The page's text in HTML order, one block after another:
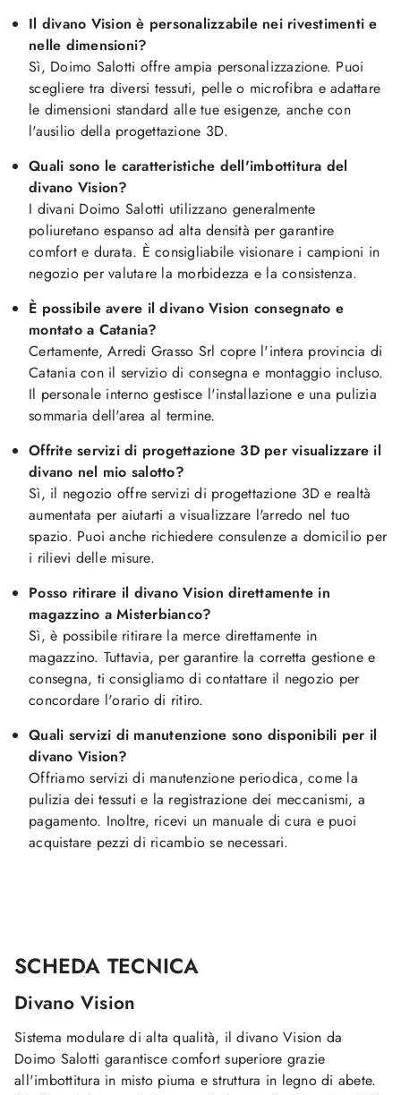
Il divano Vision è personalizzabile nei rivestimenti e
nelle dimensioni?
Sì, Doimo Salotti offre ampia personalizzazione. Puoi
scegliere tra diversi tessuti, pelle o microfibra e adattare
le dimensioni standard alle tue esigenze, anche con
l'ausilio della progettazione 3D.
Quali sono le caratteristiche dell'imbottitura del
divano Vision?
I divani Doimo Salotti utilizzano generalmente
poliuretano espanso ad alta densità per garantire
comfort e durata. È consigliabile visionare i campioni in
negozio per valutare la morbidezza e la consistenza.
È possibile avere il divano Vision consegnato e
montato a Catania?
Certamente, Arredi Grasso Srl copre l'intera provincia di
Catania con il servizio di consegna e montaggio incluso.
Il personale interno gestisce l'installazione e una pulizia
sommaria dell'area al termine.
Offrite servizi di progettazione 3D per visualizzare il
divano nel mio salotto?
Sì, il negozio offre servizi di progettazione 3D e realtà
aumentata per aiutarti a visualizzare l'arredo nel tuo
spazio. Puoi anche richiedere consulenze a domicilio per
i rilievi delle misure.
Posso ritirare il divano Vision direttamente in
magazzino a Misterbianco?
Sì, è possibile ritirare la merce direttamente in
magazzino. Tuttavia, per garantire la corretta gestione e
consegna, ti consigliamo di contattare il negozio per
concordare l'orario di ritiro.
Quali servizi di manutenzione sono disponibili per il
divano Vision?
Offriamo servizi di manutenzione periodica, come la
pulizia dei tessuti e la registrazione dei meccanismi, a
pagamento. Inoltre, ricevi un manuale di cura e puoi
acquistare pezzi di ricambio se necessari.
SCHEDA TECNICA
Divano Vision
Sistema modulare di alta qualità, il divano Vision da
Doimo Salotti garantisce comfort superiore grazie
all'imbottitura in misto piuma e struttura in legno di abete.